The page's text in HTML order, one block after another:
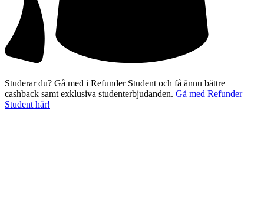
Studerar du? Gå med i Refunder Student och få ännu bättre
cashback samt exklusiva studenterbjudanden. Gå med Refunder
Student här!